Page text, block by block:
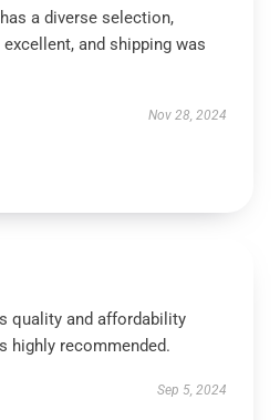
a diverse selection,
and shipping was
Nov 28, 2024
quality and affordability
highly recommended.
Sep 5, 2024